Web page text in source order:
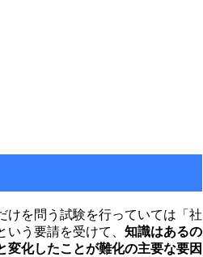
けを問う試験を行っていては「社
う要請を受けて、 知識はあるの
化したことが難化の主要な要因